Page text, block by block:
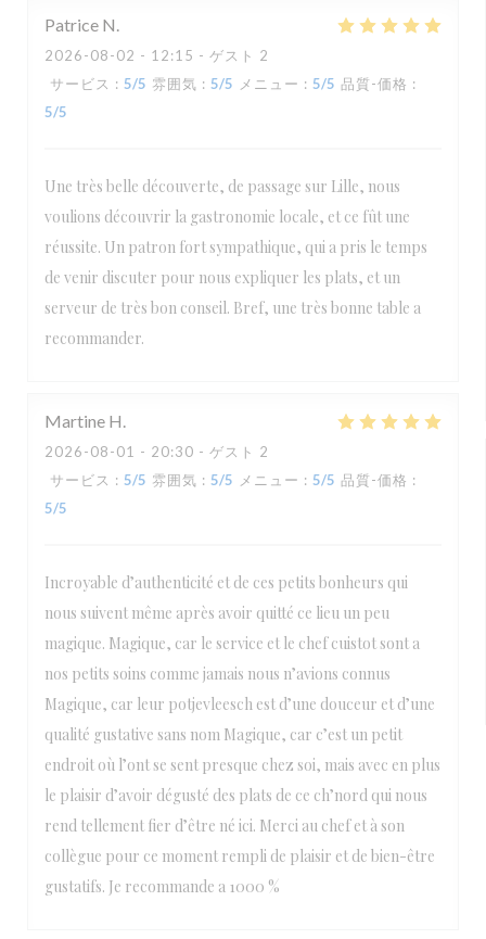
Patrice N
2026-08-02 - 12:15 - ゲスト 2
サービス : 5/5 雰囲気 : 5/5 メニュー : 5/5 品質-価格 :
5/5
Une très belle découverte, de passage sur Lille, nous
voulions découvrir la gastronomie locale, et ce fût une
réussite. Un patron fort sympathique, qui a pris le temps
de venir discuter pour nous expliquer les plats, et un
serveur de très bon conseil. Bref, une très bonne table a
recommander.
Martine H
2026-08-01 - 20:30 - ゲスト 2
サービス : 5/5 雰囲気 : 5/5 メニュー : 5/5 品質-価格 :
5/5
Incroyable d’authenticité et de ces petits bonheurs qui
nous suivent même après avoir quitté ce lieu un peu
magique. Magique, car le service et le chef cuistot sont a
nos petits soins comme jamais nous n’avions connus
Magique, car leur potjevleesch est d’une douceur et d’une
qualité gustative sans nom Magique, car c’est un petit
endroit où l’ont se sent presque chez soi, mais avec en plus
le plaisir d’avoir dégusté des plats de ce ch’nord qui nous
rend tellement fier d’être né ici. Merci au chef et à son
collègue pour ce moment rempli de plaisir et de bien-être
gustatifs. Je recommande a 1000 %